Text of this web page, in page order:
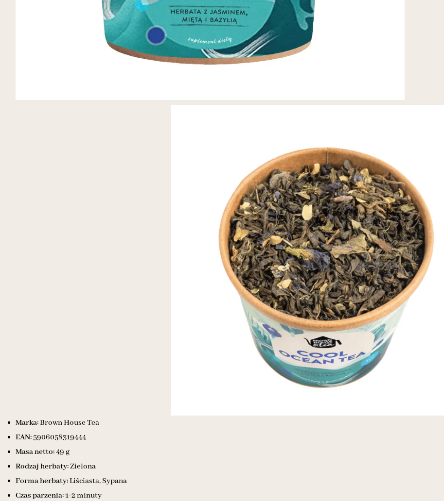
Marka:Brown House Tea
EAN:5906058319444
Masa netto:49 g
Rodzaj herbaty:Zielona
Forma herbaty:Liściasta, Sypana
Czas parzenia:1-2 minuty